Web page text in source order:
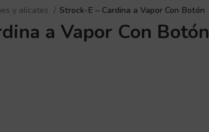
y alicates Strock-E – Cardina a Vapor Con Botón
a Vapor Con Botón